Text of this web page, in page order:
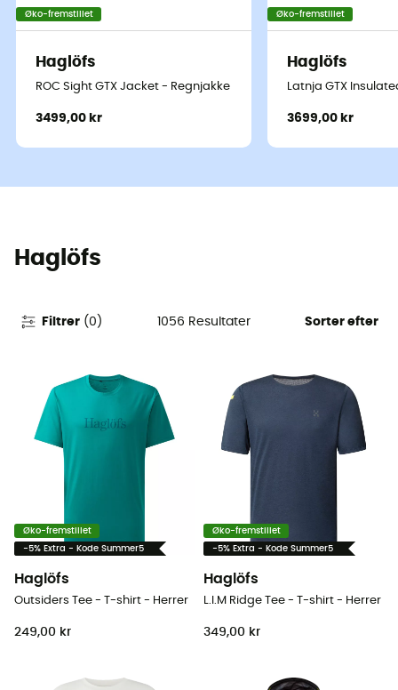
Øko-fremstillet
Haglöfs
ROC Sight GTX Jacket - Regnjakke - Herrer
3499,00 kr
Øko-fremstillet
Haglöfs
Latnja GTX
3699,00 kr
Haglöfs
Filtrer (0 ) 1056 Resultater Sorter efter
Øko-fremstillet
-5% Extra - Kode Summer5
Haglöfs
Outsiders Tee - T-shirt - Herrer
249,00 kr
Øko-fremstillet
-5% Extra - Kode Summer5
Haglöfs
L.I.M Ridge Tee - T-shirt - Herrer
349,00 kr